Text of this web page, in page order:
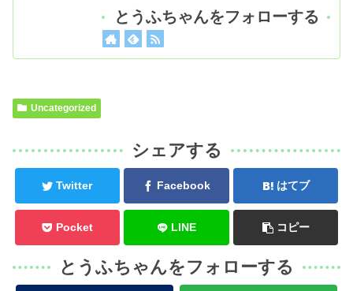
とうふちゃんをフォローする
Uncategorized
シェアする
Twitter Facebook はてブ
Pocket LINE コピー
とうふちゃんをフォローする